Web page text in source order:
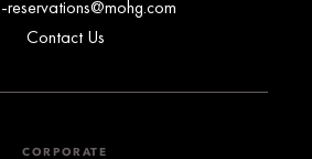
Contact Us
CORPORATE